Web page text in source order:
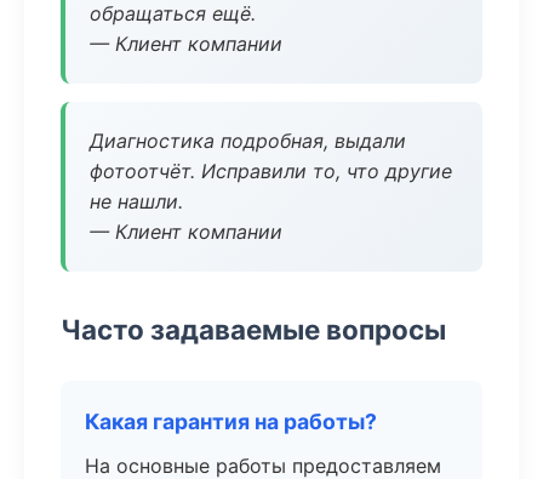
обращаться ещё.
— Клиент компании
Диагностика подробная, выдали
фотоотчёт. Исправили то, что другие
не нашли.
— Клиент компании
Часто задаваемые вопросы
Какая гарантия на работы?
На основные работы предоставляем